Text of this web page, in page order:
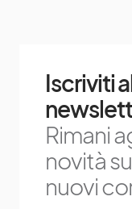
Iscriviti
Rimani
novità
nuovi